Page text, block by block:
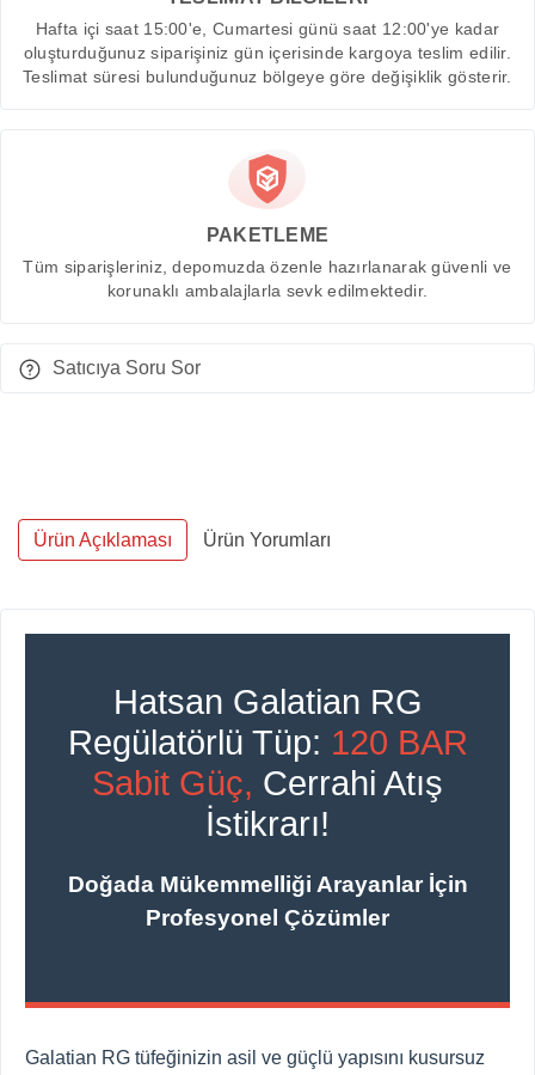
Hafta içi saat 15:00'e, Cumartesi günü saat 12:00'ye kadar
oluşturduğunuz siparişiniz gün içerisinde kargoya teslim edilir.
Teslimat süresi bulunduğunuz bölgeye göre değişiklik gösterir.
PAKETLEME
Tüm siparişleriniz, depomuzda özenle hazırlanarak güvenli ve
korunaklı ambalajlarla sevk edilmektedir.
Satıcıya Soru Sor
Ürün Açıklaması Ürün Yorumları
Hatsan Galatian RG
Regülatörlü Tüp: 120 BAR
Sabit Güç, Cerrahi Atış
İstikrarı!
Doğada Mükemmelliği Arayanlar İçin
Profesyonel Çözümler
Galatian RG tüfeğinizin asil ve güçlü yapısını kusursuz